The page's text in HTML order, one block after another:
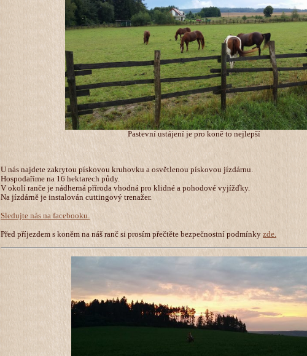
Pastevní ustájení je pro koně to nejlepší
U nás najdete zakrytou pískovou kruhovku a osvětlenou pískovou jízdárnu.
Hospodaříme na 16 hektarech půdy.
V okolí ranče je nádherná příroda vhodná pro klidné a pohodové vyjížďky.
Na jízdárně je instalován cuttingový trenažer.
Sledujte nás na facebooku.
Před příjezdem s koněm na náš ranč si prosím přečtěte bezpečnostní podmínky zde.